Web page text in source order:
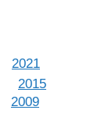
2021
2015
2009